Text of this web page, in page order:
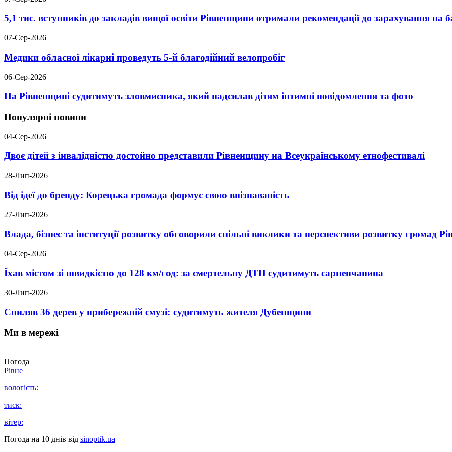
5,1 тис. вступників до закладів вищої освіти Рівненщини отримали рекомендації до зарахування на
07-Сер-2026
Медики обласної лікарні проведуть 5-й благодійний велопробіг
06-Сер-2026
На Рівненщині судитимуть зловмисника, який надсилав дітям інтимні повідомлення та фото
Популярні новини
04-Сер-2026
Двоє дітей з інвалідністю достойно представили Рівненщину на Всеукраїнському етнофестивалі
28-Лип-2026
Від ідеї до бренду: Корецька громада формує свою впізнаваність
27-Лип-2026
Влада, бізнес та інституції розвитку обговорили спільні виклики та перспективи розвитку громад
04-Сер-2026
Їхав містом зі швидкістю до 128 км/год: за смертельну ДТП судитимуть сарненчанина
30-Лип-2026
Спиляв 36 дерев у прибережній смузі: судитимуть жителя Дубенщини
Ми в мережі
Погода
Рівне
вологість:
тиск:
вітер:
Погода на 10 днів від sinoptik.ua